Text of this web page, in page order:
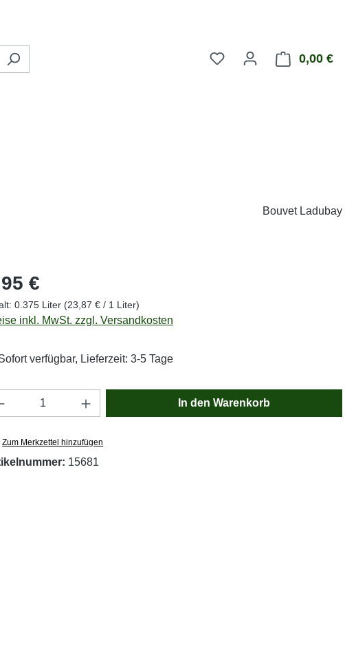
0,00 €
Bouvet Ladubay
Preis:
€
0.375 Liter (23,87 € / 1 Liter)
inkl. MwSt. zzgl. Versandkosten
verfügbar, Lieferzeit: 3-5 Tage
Anzahl: Gib den gewünschten Wert ein
In den Warenkorb
Zum Merkzettel hinzufügen
15681